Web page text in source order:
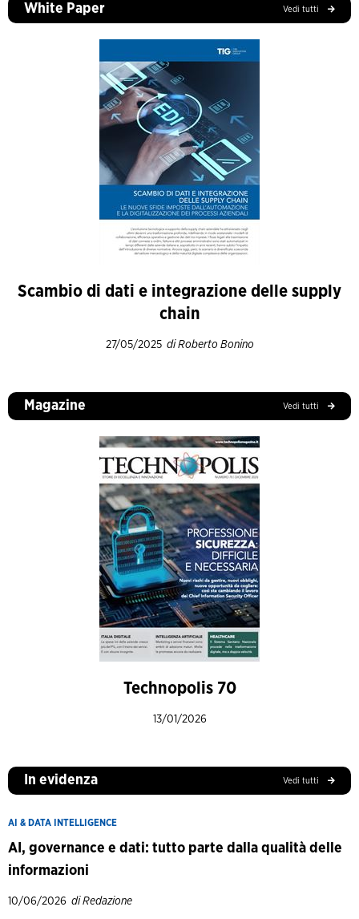
White Paper Vedi tutti
Scambio di dati e integrazione delle supply
chain
27/05/2025 di Roberto Bonino
Magazine Vedi tutti
Technopolis 70
13/01/2026
In evidenza Vedi tutti
AI & DATA INTELLIGENCE
AI, governance e dati: tutto parte dalla qualità delle
informazioni
10/06/2026 di Redazione